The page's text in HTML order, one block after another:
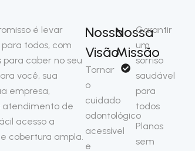
é levar
todos, com
para caber no seu
você, sua
empresa,
de
acesso a
cobertura ampla.
Nossa
Visão
Tornar
o
cuidado
odontológico
acessível
e
Nossa
Missão
Garantir
um
sorriso
saudável
para
todos
Planos
sem